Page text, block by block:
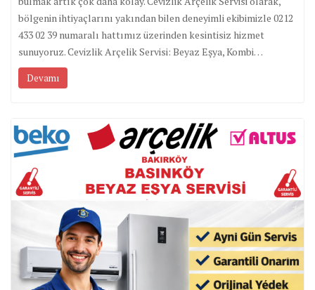
bölgenin ihtiyaçlarını yakından bilen deneyimli ekibimizle 0212
433 02 39 numaralı hattımız üzerinden kesintisiz hizmet
sunuyoruz. Cevizlik Arçelik Servisi: Beyaz Eşya, Kombi…
Devamı